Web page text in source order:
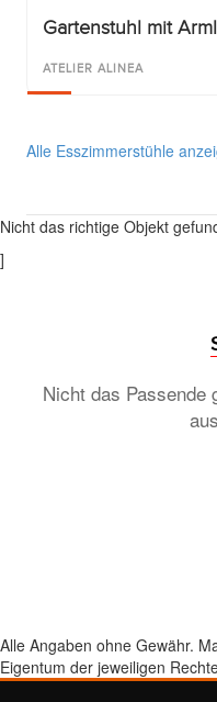
Gartenstuhl mit
ATELIER ALINEA
Alle Esszimmerstühle
Nicht das richtige Objekt
]
Nicht das Passende
Alle Angaben ohne Gewähr.
Eigentum der jeweiligen